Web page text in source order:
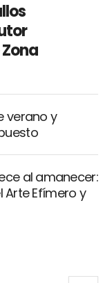
verano y
al amanecer:
Arte Efímero y